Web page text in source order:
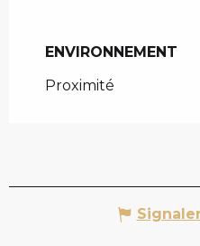
ENVIRONNEMENT
ENVIRONNEMENT
Proximité